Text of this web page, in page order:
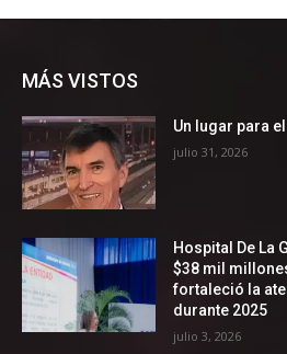
MÁS VISTOS
Un lugar para
julio 31, 2026
Hospital De La
$38 mil
fortaleció la
durante 2025
julio 3, 2026